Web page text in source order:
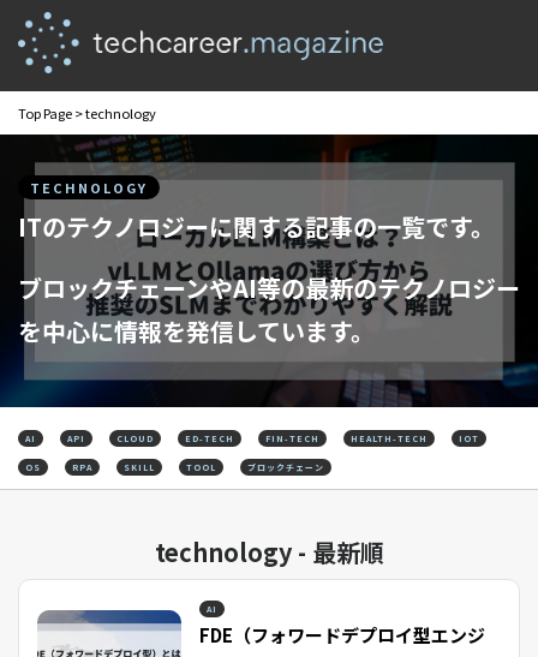
Top Page> technology
TECHNOLOGY
ITのテクノロジーに関する記事の一覧です。
ブロックチェーンやAI等の最新のテクノロジー
を中心に情報を発信しています。
AI API CLOUD ED-TECH FIN-TECH HEALTH-TECH IOT
OS RPA SKILL TOOL ブロックチェーン
technology - 最新順
AI
FDE（フォワードデプロイ型エンジ